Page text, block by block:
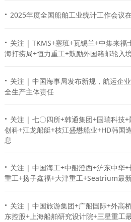
下载中心
关于我们
· 2025年度全国船舶工业统计工作会议
· 关注 | TKMS+塞班+瓦锡兰+中集来福
海打捞局+恒力重工+鼓励外国籍邮轮入
· 关注 | 中国海事局发布新规，航运企
全生产主体责任
· 关注 | 七〇四所+韩通集团+国瑞科技+
创科+江龙船艇+枝江盛懋船业+HD韩国
息
· 关注 | 中国海工+中船澄西+沪东中华+
重工+扬子鑫福+大津重工+Seatrium最
· 关注 | 中国旅游集团+广船国际+外高
东控股+上海船舶研究设计院+三星重工